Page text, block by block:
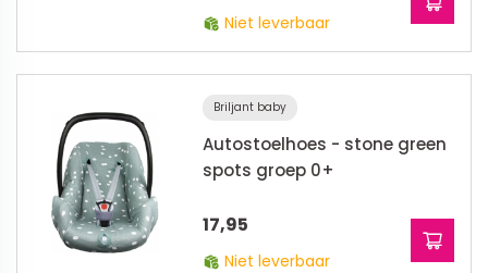
Niet leverbaar
Briljant baby
Autostoelhoes - stone green
spots groep 0+
17,95
Niet leverbaar